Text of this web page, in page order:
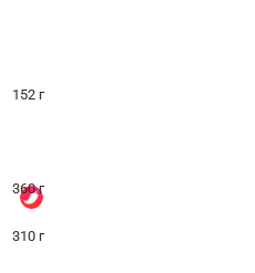
152 г
360 г
310 г